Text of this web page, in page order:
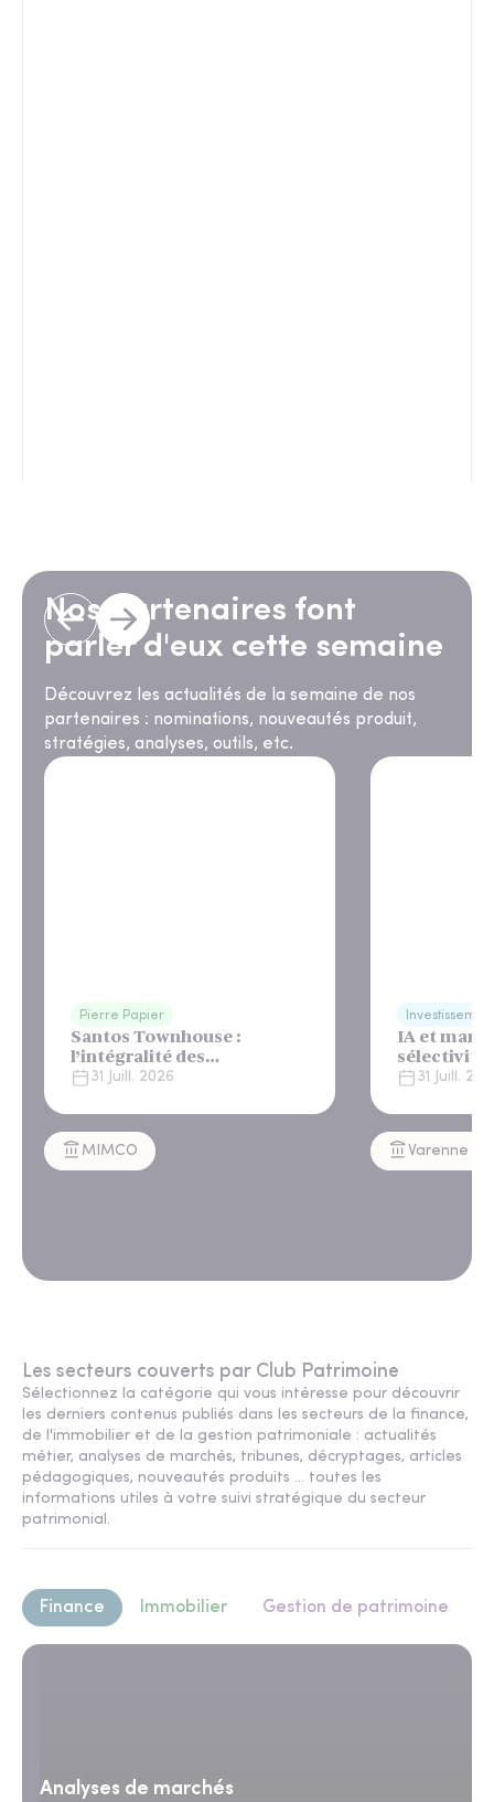
Nos partenaires font
parler d'eux cette semaine
Découvrez les actualités de la semaine de nos
partenaires : nominations, nouveautés produit,
stratégies, analyses, outils, etc.
Pierre Papier
Santos Townhouse :
l’intégralité des
appartements réservés à
31 Juill. 2026
MIMCO
IA et
sélectivité
31 Juill.
Varenne
Les secteurs couverts par Club Patrimoine
Sélectionnez la catégorie qui vous intéresse pour découvrir
les derniers contenus publiés dans les secteurs de la finance,
de l'immobilier et de la gestion patrimoniale : actualités
métier, analyses de marchés, tribunes, décryptages, articles
pédagogiques, nouveautés produits ... toutes les
informations utiles à votre suivi stratégique du secteur
patrimonial.
Finance Immobilier Gestion de patrimoine
Analyses de marchés